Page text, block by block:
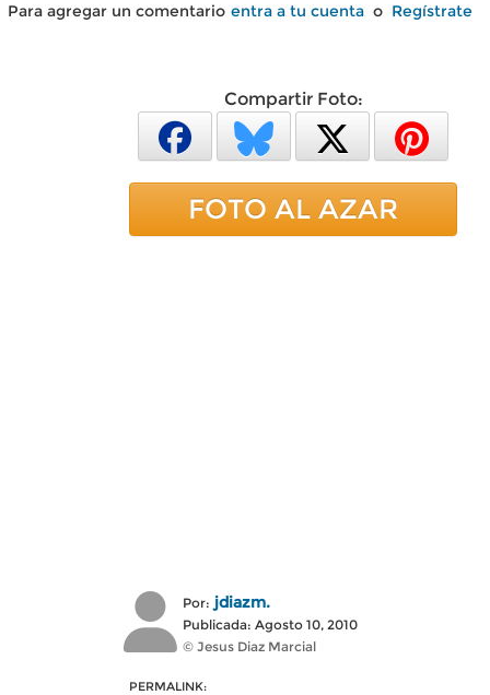
Para agregar un comentario entra a tu cuenta o Regístrate
Compartir Foto:
FOTO AL AZAR
Por: jdiazm.
Publicada: Agosto 10, 2010
© Jesus Diaz Marcial
PERMALINK: